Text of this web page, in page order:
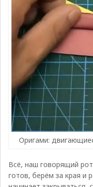
Оригами:
Всё, наш говорящий
готов, берём за края и